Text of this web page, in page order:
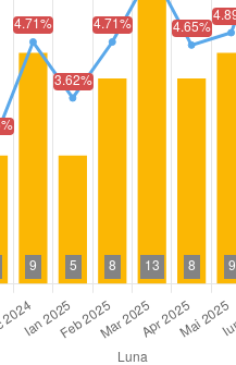
graficele, mie imi